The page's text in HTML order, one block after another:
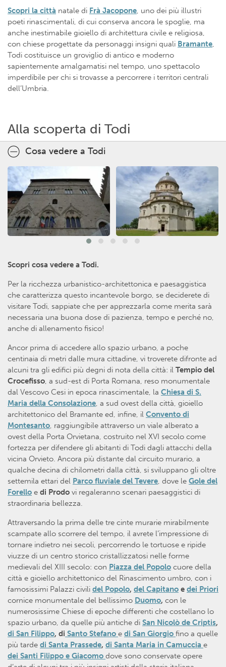
Scopri la città natale di Frà Jacopone, uno dei più illustri
poeti rinascimentali, di cui conserva ancora le spoglie, ma
anche inestimabile gioiello di architettura civile e religiosa,
con chiese progettate da personaggi insigni quali Bramante,
Todi costituisce un groviglio di antico e moderno
sapientemente amalgamatisi nel tempo, uno spettacolo
imperdibile per chi si trovasse a percorrere i territori centrali
dell’Umbria.
Alla scoperta di Todi
Cosa vedere a Todi
Scopri cosa vedere a Todi.
Per la ricchezza urbanistico-architettonica e paesaggistica
che caratterizza questo incantevole borgo, se deciderete di
visitare Todi, sappiate che per apprezzarla come merita sarà
necessaria una buona dose di pazienza, tempo e perché no,
anche di allenamento fisico!
Ancor prima di accedere allo spazio urbano, a poche
centinaia di metri dalle mura cittadine, vi troverete difronte ad
alcuni tra gli edifici più degni di nota della città: il Tempio del
Crocefisso, a sud-est di Porta Romana, reso monumentale
dal Vescovo Cesi in epoca rinascimentale, la Chiesa di S.
Maria della Consolazione, a sud ovest della città, gioiello
architettonico del Bramante ed, infine, il Convento di
Montesanto, raggiungibile attraverso un viale alberato a
ovest della Porta Orvietana, costruito nel XVI secolo come
fortezza per difendere gli abitanti di Todi dagli attacchi della
vicina Orvieto. Ancora più distante dal circuito murario, a
qualche decina di chilometri dalla città, si sviluppano gli oltre
settemila ettari del Parco fluviale del Tevere, dove le Gole del
Forello e di Prodo vi regaleranno scenari paesaggistici di
straordinaria bellezza.
Attraversando la prima delle tre cinte murarie mirabilmente
scampate allo scorrere del tempo, il avrete l’impressione di
tornare indietro nei secoli, percorrendo le tortuose e ripide
viuzze di un centro storico cristallizzatosi nelle forme
medievali del XIII secolo: con Piazza del Popolo cuore della
città e gioiello architettonico del Rinascimento umbro, con i
famosissimi Palazzi civili del Popolo, del Capitano e dei Priori
cornice monumentale del bellissimo Duomo, con le
numerosissime Chiese di epoche differenti che costellano lo
spazio urbano, da quelle più antiche di San Nicolò de Criptis,
di San Filippo, di Santo Stefano e di San Giorgio fino a quelle
più tarde di Santa Prassede, di Santa Maria in Camuccia e
dei Santi Filippo e Giacomo dove sono conservate opere